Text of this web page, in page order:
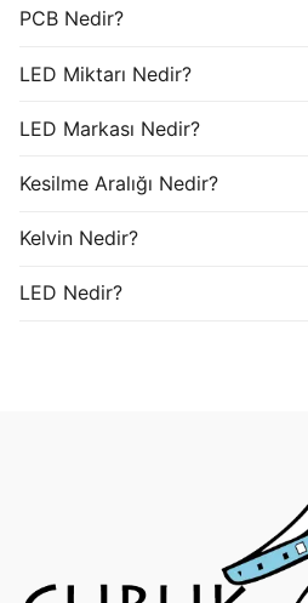
PCB Nedir?
LED Miktarı Nedir?
LED Markası Nedir?
Kesilme Aralığı Nedir?
Kelvin Nedir?
LED Nedir?